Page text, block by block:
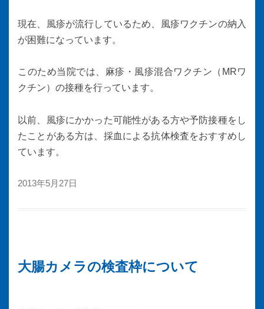
現在、風疹が流行しているため、風疹ワクチンの納入
が困難になっています。
このため当院では、麻疹・風疹混合ワクチン（MRワ
クチン）の接種を行っています。
以前、風疹にかかった可能性がある方や予防接種をし
たことがある方は、採血による抗体検査をおすすめし
ています。
2013年5月27日
大腸カメラの検査枠について